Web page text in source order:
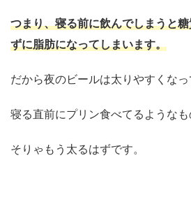
つまり、寝る前に飲んでしまうと
ずに脂肪になってしまいます。
だから夜のビールは太りやすくなっ
寝る直前にプリン食べてるようなも
そりゃもう太るはずです。